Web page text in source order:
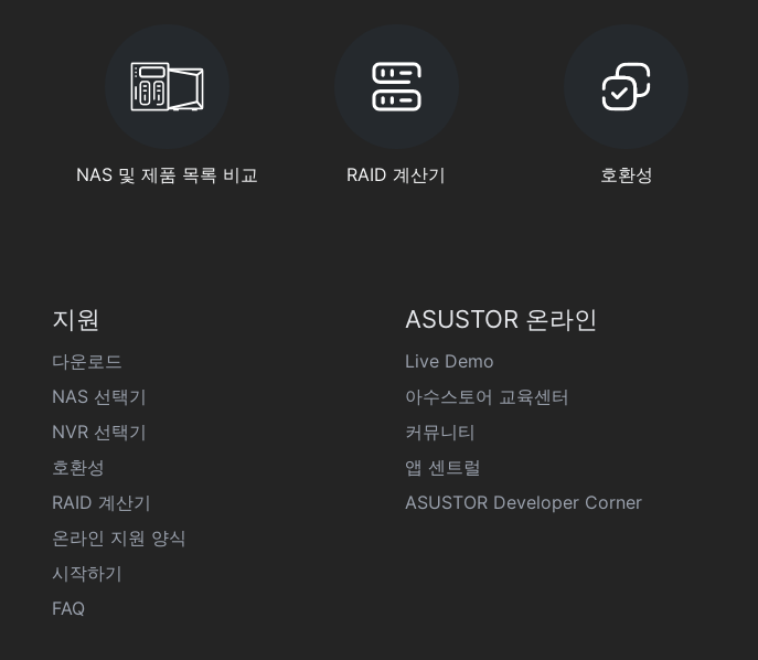
NAS 및 제품 목록 비교 RAID 계산기 호환성
지원
다운로드
NAS 선택기
NVR 선택기
호환성
RAID 계산기
온라인 지원 양식
시작하기
FAQ
ASUSTOR 온라인
Live Demo
아수스토어 교육센터
커뮤니티
앱 센트럴
ASUSTOR Developer Corner